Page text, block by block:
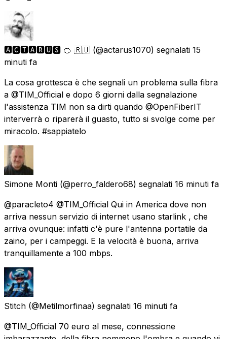
🅰🅲🆃🅰🆁🆄🆂 🍊 🇷🇺 (@actarus1070) segnalati 15
minuti fa
La cosa grottesca è che segnali un problema sulla fibra
a @TIM_Official e dopo 6 giorni dalla segnalazione
l'assistenza TIM non sa dirti quando @OpenFiberIT
interverrà o riparerà il guasto, tutto si svolge come per
miracolo. #sappiatelo
Simone Monti (@perro_faldero68) segnalati 16 minuti fa
@paracleto4 @TIM_Official Qui in America dove non
arriva nessun servizio di internet usano starlink , che
arriva ovunque: infatti c'è pure l'antenna portatile da
zaino, per i campeggi. E la velocità è buona, arriva
tranquillamente a 100 mbps.
Stitch (@Metilmorfinaa) segnalati 16 minuti fa
@TIM_Official 70 euro al mese, connessione